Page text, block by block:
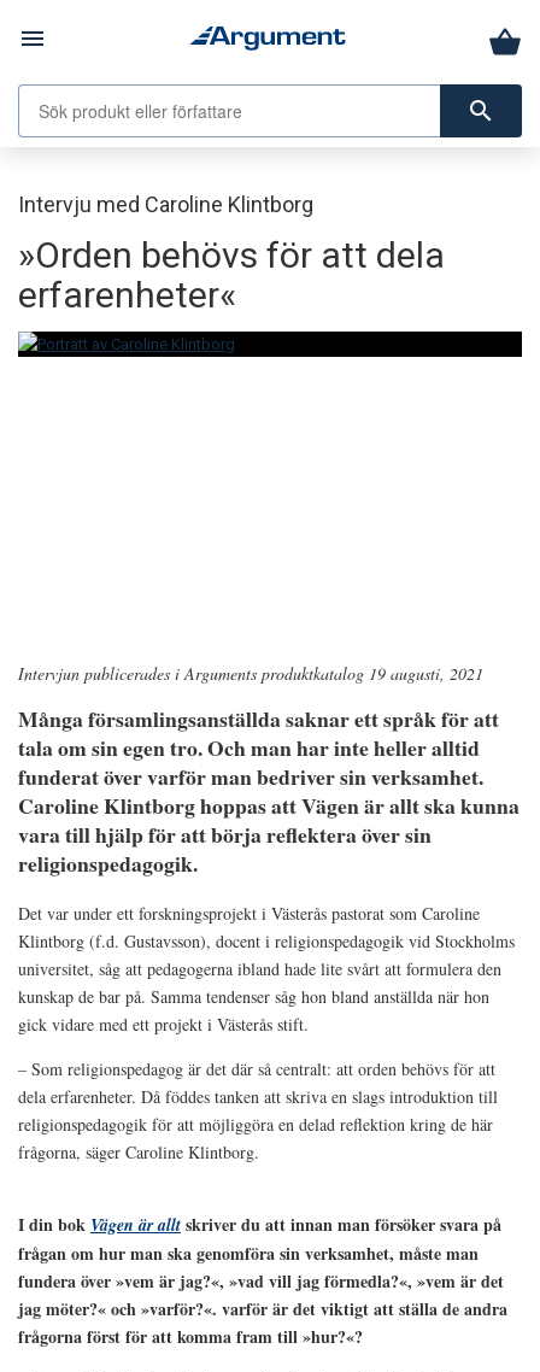
menu
search
Intervju med Caroline Klintborg
»Orden behövs för att dela
erfarenheter«
Intervjun publicerades i Arguments produktkatalog 19 augusti, 2021
Många församlingsanställda saknar ett språk för att
tala om sin egen tro. Och man har inte heller alltid
funderat över varför man bedriver sin verksamhet.
Caroline Klintborg hoppas att Vägen är allt ska kunna
vara till hjälp för att börja reflektera över sin
religionspedagogik.
Det var under ett forskningsprojekt i Västerås pastorat som Caroline
Klintborg (f.d. Gustavsson), docent i religionspedagogik vid Stockholms
universitet, såg att pedagogerna ibland hade lite svårt att formulera den
kunskap de bar på. Samma tendenser såg hon bland anställda när hon
gick vidare med ett projekt i Västerås stift.
– Som religionspedagog är det där så centralt: att orden behövs för att
dela erfarenheter. Då föddes tanken att skriva en slags introduktion till
religionspedagogik för att möjliggöra en delad reflektion kring de här
frågorna, säger Caroline Klintborg.
I din bok Vägen är allt skriver du att innan man försöker svara på
frågan om hur man ska genomföra sin verksamhet, måste man
fundera över »vem är jag?«, »vad vill jag förmedla?«, »vem är det
jag möter?« och »varför?«. varför är det viktigt att ställa de andra
frågorna först för att komma fram till »hur?«?